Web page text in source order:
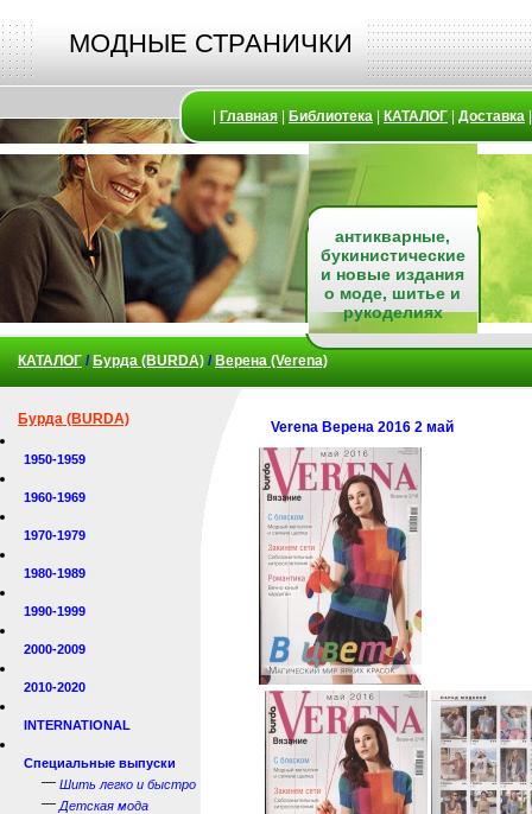
МОДНЫЕ СТРАНИЧКИ
Главная Библиотека КАТАЛОГ Доставка
антикварные,
букинистические
и новые издания
о моде, шитье и
рукоделиях
КАТАЛОГ / Бурда (BURDA) / Верена (Verena)
Бурда (BURDA)
1950-1959
1960-1969
1970-1979
1980-1989
1990-1999
2000-2009
2010-2020
INTERNATIONAL
Специальные выпуски
— Шить легко и быстро
— Детская мода
Verena Верена 2016 2 май